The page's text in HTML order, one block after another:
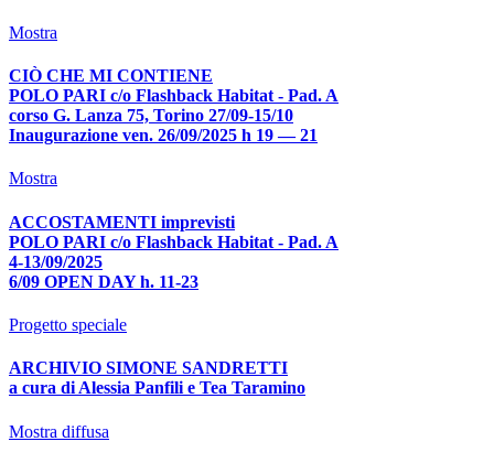
Mostra
CIÒ CHE MI CONTIENE
POLO PARI c/o Flashback Habitat - Pad. A
corso G. Lanza 75, Torino 27/09-15/10
Inaugurazione ven. 26/09/2025 h 19 — 21
Mostra
ACCOSTAMENTI imprevisti
POLO PARI c/o Flashback Habitat - Pad. A
4-13/09/2025
6/09 OPEN DAY h. 11-23
Progetto speciale
ARCHIVIO SIMONE SANDRETTI
a cura di Alessia Panfili e Tea Taramino
Mostra diffusa